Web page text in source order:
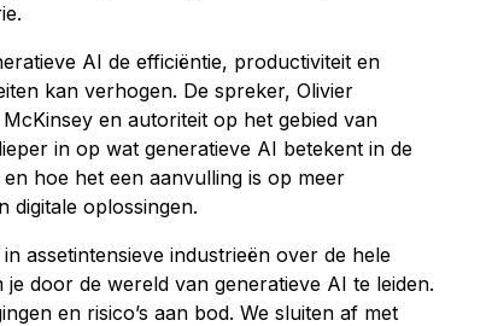
AI de efficiëntie, productiviteit en
kan verhogen. De spreker, Olivier
en autoriteit op het gebied van
in op wat generatieve AI betekent in de
hoe het een aanvulling is op meer
digitale oplossingen.
assetintensieve industrieën over de hele
door de wereld van generatieve AI te leiden.
en risico’s aan bod. We sluiten af met